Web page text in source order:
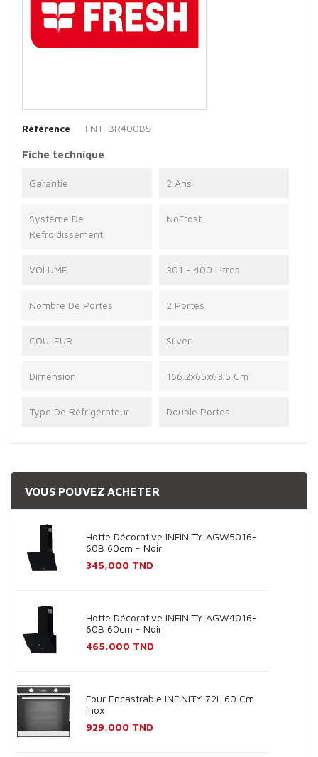
Référence FNT-BR400BS
Fiche technique
Garantie 2 Ans
Système De
Refroidissement
NoFrost
VOLUME 301 - 400 Litres
Nombre De Portes 2 Portes
COULEUR Silver
Dimension 166.2x65x63.5 Cm
Type De Réfrigérateur Double Portes
VOUS POUVEZ ACHETER
Hotte Décorative INFINITY AGW5016-
60B 60cm - Noir
Prix
345,000 TND
Hotte Décorative INFINITY AGW4016-
60B 60cm - Noir
Prix
465,000 TND
Four Encastrable INFINITY 72L 60 Cm
Inox
Prix
929,000 TND